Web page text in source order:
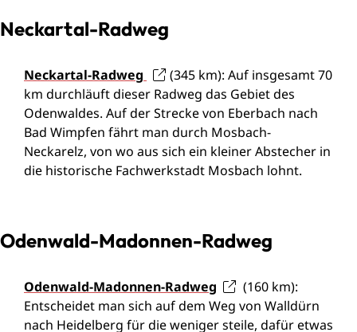
Neckartal-Radweg
Neckartal-Radweg
(345 km): Auf insgesamt 70
km durchläuft dieser Radweg das Gebiet des
Odenwaldes. Auf der Strecke von Eberbach nach
Bad Wimpfen fährt man durch Mosbach-
Neckarelz, von wo aus sich ein kleiner Abstecher in
die historische Fachwerkstadt Mosbach lohnt.
Odenwald-Madonnen-Radweg
Odenwald-Madonnen-Radweg
(160 km):
Entscheidet man sich auf dem Weg von Walldürn
nach Heidelberg für die weniger steile, dafür etwas